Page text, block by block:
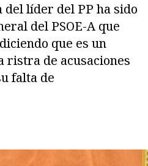
líder del PP ha sido
del PSOE-A que
que es un
ristra de acusaciones
falta de